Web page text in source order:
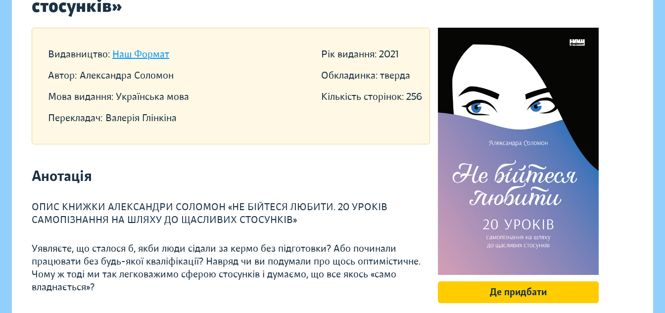
стосунків»
Видавництво: Наш Формат
Автор: Александра Соломон
Мова видання: Українська мова
Перекладач: Валерія Глінкіна
Рік видання: 2021
Обкладинка: тверда
Кількість сторінок: 256
Анотація
ОПИС КНИЖКИ АЛЕКСАНДРИ СОЛОМОН «НЕ БІЙТЕСЯ ЛЮБИТИ. 20 УРОКІВ
САМОПІЗНАННЯ НА ШЛЯХУ ДО ЩАСЛИВИХ СТОСУНКІВ»
Уявляєте, що сталося б, якби люди сідали за кермо без підготовки? Або починали
працювати без будь-якої кваліфікації? Навряд чи ви подумали про щось оптимістичне.
Чому ж тоді ми так легковажимо сферою стосунків і думаємо, що все якось «само
владнається»?
Де придбати